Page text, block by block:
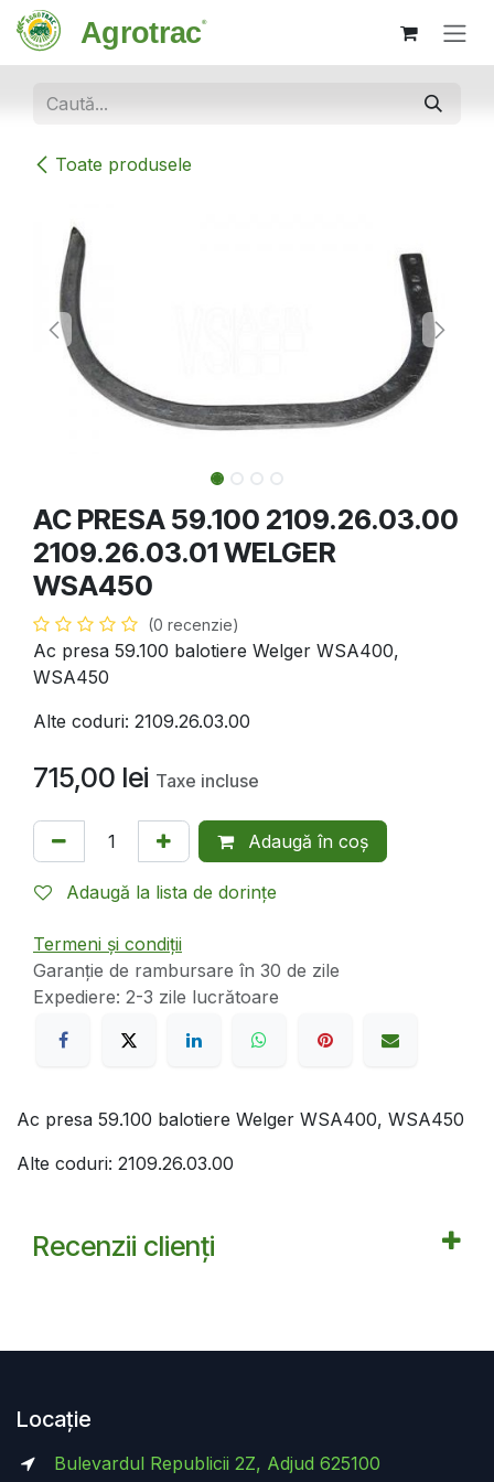
Sari la conținut
Toate produsele
AC PRESA 59.100 2109.26.03.00
2109.26.03.01 WELGER
WSA450
(0 recenzie)
Ac presa 59.100 balotiere Welger WSA400,
WSA450
Alte coduri: 2109.26.03.00
715,00 lei Taxe incluse
Adaugă în coș
Adaugă la lista de dorințe
Termeni și condiții
Garanție de rambursare în 30 de zile
Expediere: 2-3 zile lucrătoare
Ac presa 59.100 balotiere Welger WSA400, WSA450
Alte coduri: 2109.26.03.00
Recenzii clienți
Locație
Bulevardul Republicii 2Z, Adjud 625100